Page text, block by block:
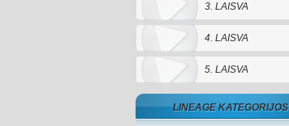
3. LAISVA
4. LAISVA
5. LAISVA
LINEAGE KATEGORIJOS